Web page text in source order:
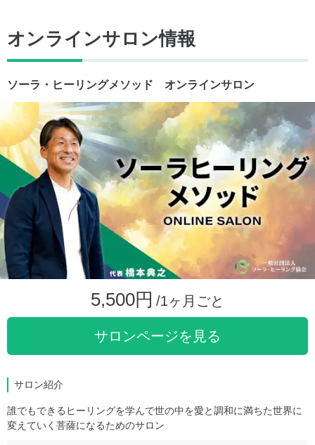
オンラインサロン情報
ソーラ・ヒーリングメソッド オンラインサロン
5,500円 /1ヶ月ごと
サロンページを見る
サロン紹介
誰でもできるヒーリングを学んで世の中を愛と調和に満ちた世界に
変えていく菩薩になるためのサロン